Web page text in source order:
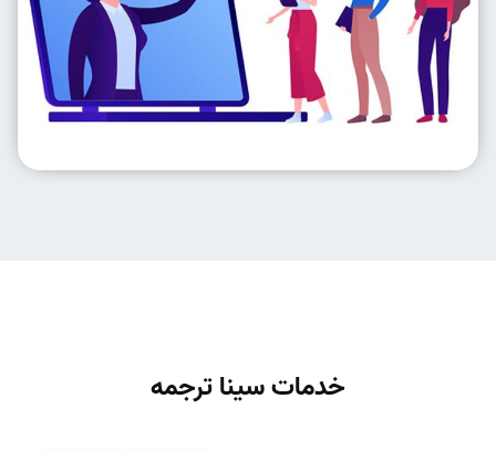
خدمات سینا ترجمه